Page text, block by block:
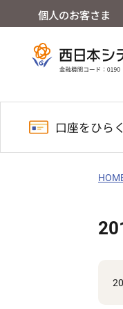
個人のお客さま
口座を ひらく